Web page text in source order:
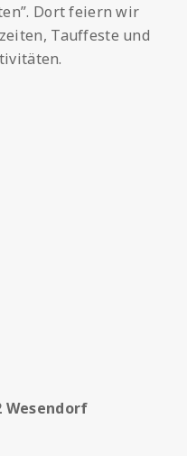
Dort feiern wir
Tauffeste und
Wesendorf